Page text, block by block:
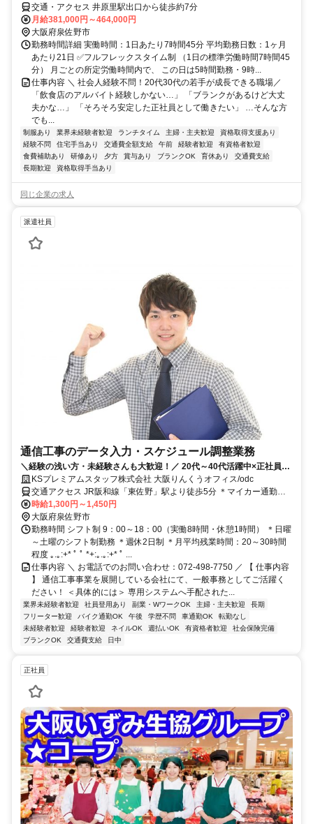
交通・アクセス 井原里駅出口から徒歩約7分
月給381,000円～464,000円
大阪府泉佐野市
勤務時間詳細 実働時間：1日あたり7時間45分 平均勤務日数：1ヶ月
あたり21日 ✅フルフレックスタイム制 （1日の標準労働時間7時間45
分） 月ごとの所定労働時間内で、 この日は5時間勤務・9時...
仕事内容 ＼ 社会人経験不問！20代30代の若手が成長できる職場／
「飲食店のアルバイト経験しかない…」 「ブランクがあるけど大丈
夫かな…」 「そろそろ安定した正社員として働きたい」 …そんな方
でも...
制服あり 業界未経験者歓迎 ランチタイム 主婦・主夫歓迎
資格取得支援あり
経験不問
住宅手当あり 交通費全額支給 午前 経験者歓迎
有資格者歓迎
食費補助あり
研修あり 夕方 賞与あり ブランクOK 育休あり
交通費支給
長期歓迎
資格取得手当あり
同じ企業の求人
派遣社員
通信工事のデータ入力・スケジュール調整業務
＼経験の浅い方・未経験さんも大歓迎！／ 20代～40代活躍中×正社員登
用有×マイカー通勤OK
KSプレミアムスタッフ株式会社 大阪りんくうオフィス/odc
交通アクセス JR阪和線「東佐野」駅より徒歩5分 ＊マイカー通勤、
バイク通勤、自転車通勤OK
時給1,300円～1,450円
大阪府泉佐野市
勤務時間 シフト制 9：00～18：00（実働8時間・休憩1時間） ＊日曜
～土曜のシフト制勤務 ＊週休2日制 ＊月平均残業時間：20～30時間
程度 ｡.｡:+* ﾟ ﾟ *+:｡.｡:+* ﾟ ...
仕事内容 ＼ お電話でのお問い合わせ：072-498-7750 ／ 【 仕事内容
】 通信工事事業を展開している会社にて、一般事務としてご活躍く
ださい！ ＜具体的には＞ 専用システムへ手配された...
業界未経験者歓迎 社員登用あり 副業・WワークOK 主婦・主夫歓迎
長期
フリーター歓迎
バイク通勤OK 午後 学歴不問 車通勤OK
転勤なし
未経験者歓迎
経験者歓迎 ネイルOK 週払いOK 有資格者歓迎
社会保険完備
ブランクOK
交通費支給 日中
正社員